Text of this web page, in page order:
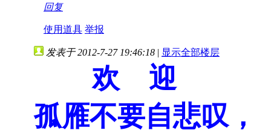
回复
使用道具 举报
发表于 2012-7-27 19:46:18 | 显示全部楼层
欢 迎
孤雁不要自悲叹，